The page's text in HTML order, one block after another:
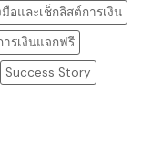
มือและเช็กลิสต์การเงิน
ารเงินแจกฟรี
Success Story